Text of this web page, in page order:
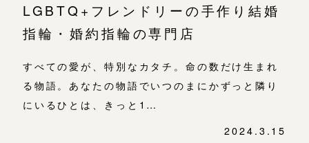
LGBTQ+フレンドリーの手作り結婚
指輪・婚約指輪の専門店
すべての愛が、特別なカタチ。命の数だけ生まれ
る物語。あなたの物語でいつのまにかずっと隣り
にいるひとは、きっと1…
2024.3.15